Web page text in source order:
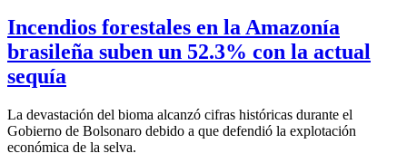
Incendios forestales en la Amazonía
brasileña suben un 52.3% con la actual
sequía
La devastación del bioma alcanzó cifras históricas durante el
Gobierno de Bolsonaro debido a que defendió la explotación
económica de la selva.